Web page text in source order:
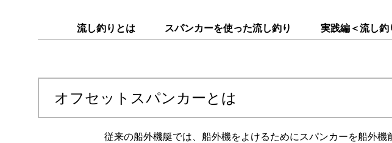
流し釣りとは スパンカーを使った流し釣り 実践編＜流し釣
オフセットスパンカーとは
従来の船外機艇では、船外機をよけるためにスパンカーを船外機